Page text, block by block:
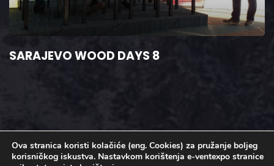
SARAJEVO WOOD DAYS 8
Ova stranica koristi kolačiće (eng. Cookies) za pružanje boljeg
korisničkog iskustva. Nastavkom korištenja e-ventexpo stranice